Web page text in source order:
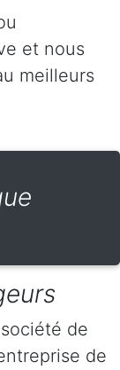
et nous
meilleurs
de
de